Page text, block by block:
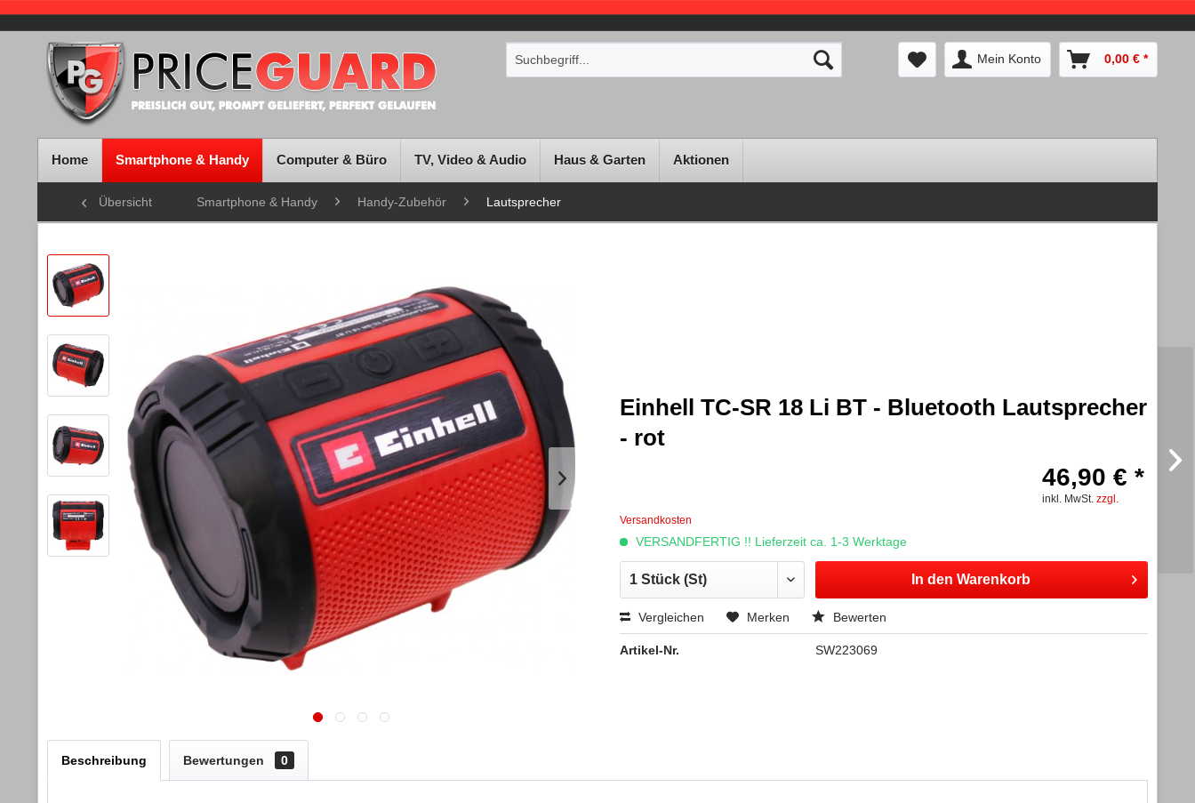
Mein Konto 0,00 € *
Home Smartphone & Handy Computer & Büro TV, Video & Audio Haus & Garten Aktionen
Übersicht Smartphone & Handy Handy-Zubehör Lautsprecher
Einhell TC-SR 18 Li BT - Bluetooth Lautsprecher
- rot
46,90 € *
inkl. MwSt.zzgl.
Versandkosten
VERSANDFERTIG !! Lieferzeit ca. 1-3 Werktage
In den Warenkorb
Vergleichen Merken Bewerten
Artikel-Nr. SW223069
Beschreibung Bewertungen 0